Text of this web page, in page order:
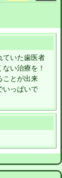
ていた歯医者
い治療を！
ことが出来
いっぱいで